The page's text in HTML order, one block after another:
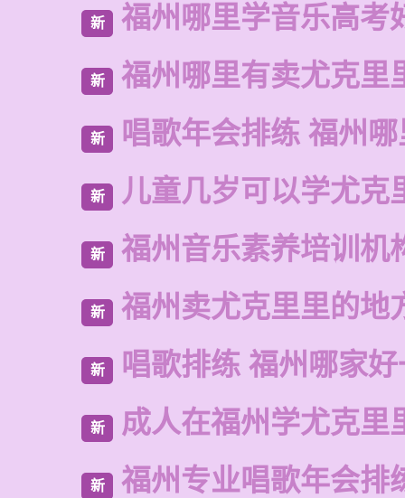
新 福州哪里学音乐高考
新 福州哪里有卖尤克里
新 唱歌年会排练 福州
新 儿童几岁可以学尤克
新 福州音乐素养培训机
新 福州卖尤克里里的地
新 唱歌排练 福州哪家
新 成人在福州学尤克里
新 福州专业唱歌年会排